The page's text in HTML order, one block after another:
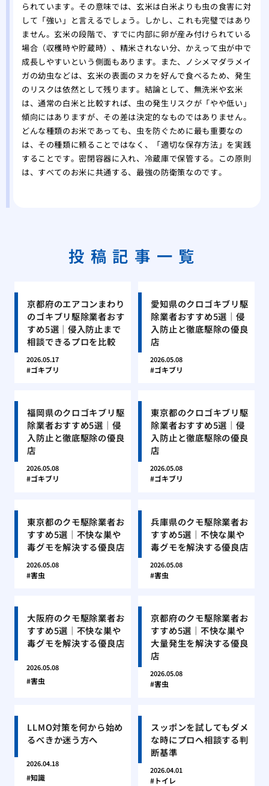
られています。その意味では、玄米は白米よりも虫の食害に対
して「強い」と言えるでしょう。しかし、これも完璧ではあり
ません。玄米の段階で、すでに内部に卵が産み付けられている
場合（収穫時や貯蔵時）、精米されない分、かえって虫が中で
成長しやすいという側面もあります。また、ノシメマダラメイ
ガの幼虫などは、玄米の表面のヌカを好んで食べるため、発生
のリスクは依然として残ります。結論として、無洗米や玄米
は、通常の白米と比較すれば、虫の発生リスクが「やや低い」
傾向にはありますが、その差は決定的なものではありません。
どんな種類のお米であっても、虫を防ぐために最も重要なの
は、その種類に頼ることではなく、「適切な保存方法」を実践
することです。密閉容器に入れ、冷蔵庫で保管する。この原則
は、すべてのお米に共通する、最強の防衛策なのです。
投稿記事一覧
京都府のエアコンまわり
のゴキブリ駆除業者おす
すめ5選｜侵入防止まで
相談できるプロを比較
2026.05.17
ゴキブリ
愛知県のクロゴキブリ駆
除業者おすすめ5選｜侵
入防止と徹底駆除の優良
店
2026.05.08
ゴキブリ
福岡県のクロゴキブリ駆
除業者おすすめ5選｜侵
入防止と徹底駆除の優良
店
2026.05.08
ゴキブリ
東京都のクロゴキブリ駆
除業者おすすめ5選｜侵
入防止と徹底駆除の優良
店
2026.05.08
ゴキブリ
東京都のクモ駆除業者お
すすめ5選｜不快な巣や
毒グモを解決する優良店
2026.05.08
害虫
兵庫県のクモ駆除業者お
すすめ5選｜不快な巣や
毒グモを解決する優良店
2026.05.08
害虫
大阪府のクモ駆除業者お
すすめ5選｜不快な巣や
毒グモを解決する優良店
2026.05.08
害虫
京都府のクモ駆除業者お
すすめ5選｜不快な巣や
大量発生を解決する優良
店
2026.05.08
害虫
LLMO対策を何から始め
るべきか迷う方へ
2026.04.18
知識
スッポンを試してもダメ
な時にプロへ相談する判
断基準
2026.04.01
トイレ